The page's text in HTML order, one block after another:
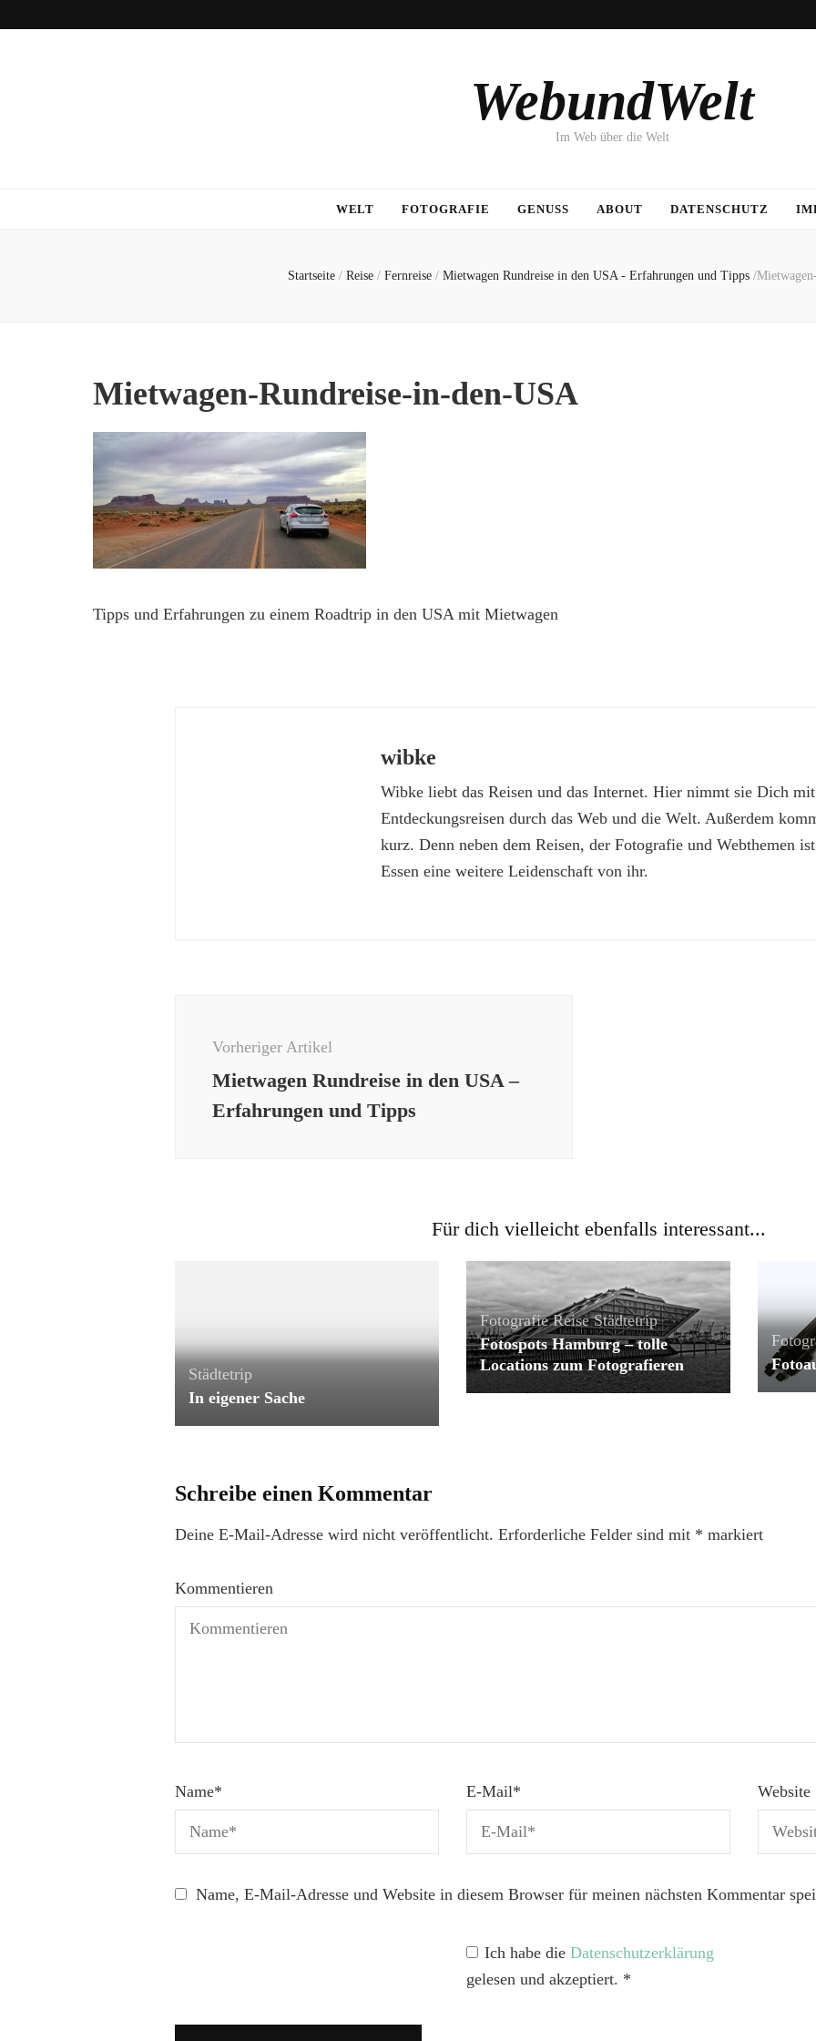
WebundWelt
Im Web über die Welt
WELT FOTOGRAFIE GENUSS ABOUT DATENSCHUTZ
Startseite / Reise / Fernreise / Mietwagen Rundreise in den USA - Erfahrungen und Tipps /
Mietwagen-Rundreise-in-den-USA
Tipps und Erfahrungen zu einem Roadtrip in den USA mit Mietwagen
wibke
Wibke liebt das Reisen und das Internet. Hier nimmt sie Dich
Entdeckungsreisen durch das Web und die Welt. Außerdem
kurz. Denn neben dem Reisen, der Fotografie und Webthemen
Essen eine weitere Leidenschaft von ihr.
Vorheriger Artikel
Mietwagen Rundreise in den USA –
Erfahrungen und Tipps
Für dich vielleicht ebenfalls interessant...
Städtetrip
In eigener Sache
Fotografie Reise Städtetrip
Fotospots Hamburg – tolle
Locations zum Fotografieren
Schreibe einen Kommentar
Deine E-Mail-Adresse wird nicht veröffentlicht. Erforderliche Felder sind mit * markiert
Kommentieren
Name* E-Mail* Website
Name, E-Mail-Adresse und Website in diesem Browser für meinen nächsten Kommentar
Ich habe die Datenschutzerklärung
gelesen und akzeptiert. *